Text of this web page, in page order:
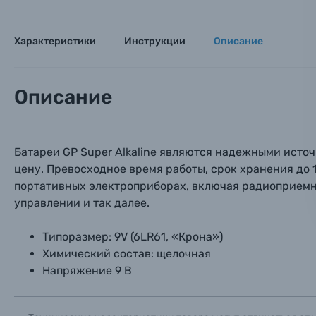
Материалы
Фоторамки
Книги о фотографии, альбомы известных
Солнцезащитные очки
Характеристики Инструкции Описание
Описание
Батареи GP Super Alkaline являются надежными
цену. Превосходное время работы, срок хранения до
портативных электроприборах, включая
управлении и так далее.
Типоразмер: 9V (6LR61, «Крона»)
Химический состав: щелочная
Напряжение 9 В